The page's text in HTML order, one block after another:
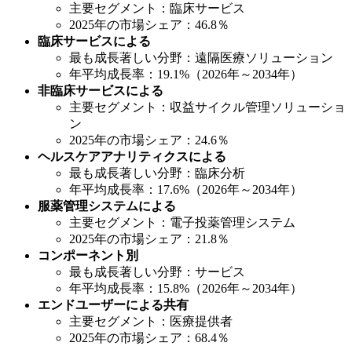
主要セグメント：臨床サービス
2025年の市場シェア：46.8％
臨床サービスによる
最も成長著しい分野：遠隔医療ソリューション
年平均成長率：19.1%（2026年～2034年）
非臨床サービスによる
主要セグメント：収益サイクル管理ソリューショ
ン
2025年の市場シェア：24.6％
ヘルスケアアナリティクスによる
最も成長著しい分野：臨床分析
年平均成長率：17.6%（2026年～2034年）
服薬管理システムによる
主要セグメント：電子投薬管理システム
2025年の市場シェア：21.8％
コンポーネント別
最も成長著しい分野：サービス
年平均成長率：15.8%（2026年～2034年）
エンドユーザーによる共有
主要セグメント：医療提供者
2025年の市場シェア：68.4％